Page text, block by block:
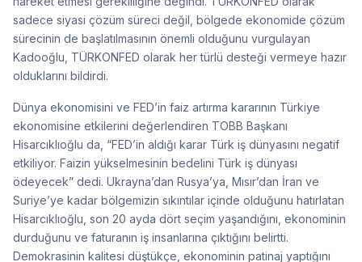
sadece siyasi çözüm süreci değil, bölgede ekonomide çözüm
sürecinin de başlatılmasının önemli olduğunu vurgulayan
Kadooğlu, TÜRKONFED olarak her türlü desteği vermeye hazır
olduklarını bildirdi.
Dünya ekonomisini ve FED’in faiz artırma kararının Türkiye
ekonomisine etkilerini değerlendiren TOBB Başkanı
Hisarcıklıoğlu da, “FED’in aldığı karar Türk iş dünyasını negatif
etkiliyor. Faizin yükselmesinin bedelini Türk iş dünyası
ödeyecek” dedi. Ukrayna’dan Rusya’ya, Mısır’dan İran ve
Suriye’ye kadar bölgemizin sıkıntılar içinde olduğunu hatırlatan
Hisarcıklıoğlu, son 20 ayda dört seçim yaşandığını, ekonominin
durduğunu ve faturanın iş insanlarına çıktığını belirtti.
Demokrasinin kalitesi düştükçe, ekonominin patinaj yaptığını